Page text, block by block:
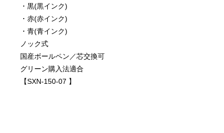
・黒(黒インク)
・赤(赤インク)
・青(青インク)
ノック式
国産ボールペン／芯交換可
グリーン購入法適合
【SXN-150-07 】